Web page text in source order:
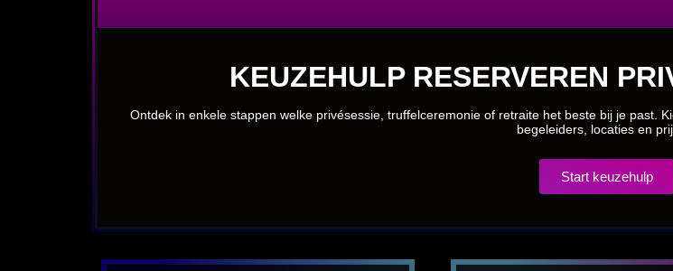
KEUZEHULP RESERVEREN
Ontdek in enkele stappen welke privésessie, truffelceremonie of retraite het beste bij je past.
begeleiders, locaties en
Start keuzehulp